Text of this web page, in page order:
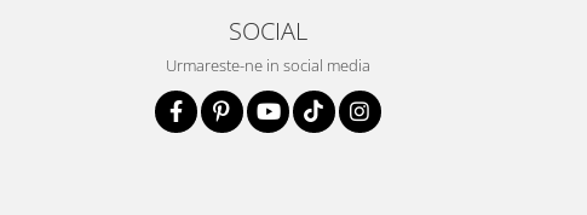
SOCIAL
Urmareste-ne in social media